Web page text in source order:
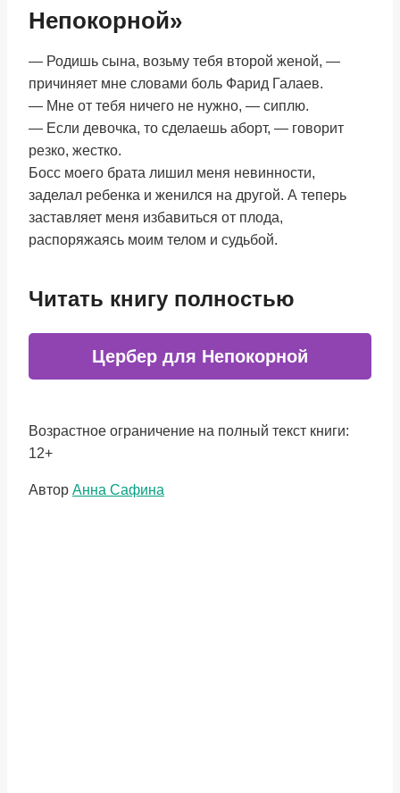
Непокорной»
— Родишь сына, возьму тебя второй женой, —
причиняет мне словами боль Фарид Галаев.
— Мне от тебя ничего не нужно, — сиплю.
— Если девочка, то сделаешь аборт, — говорит
резко, жестко.
Босс моего брата лишил меня невинности,
заделал ребенка и женился на другой. А теперь
заставляет меня избавиться от плода,
распоряжаясь моим телом и судьбой.
Читать книгу полностью
Цербер для Непокорной
Возрастное ограничение на полный текст книги:
12+
Метки
Автор Анна Сафина